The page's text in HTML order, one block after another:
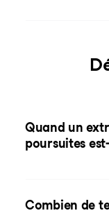
Quand un
poursuites
Combien de